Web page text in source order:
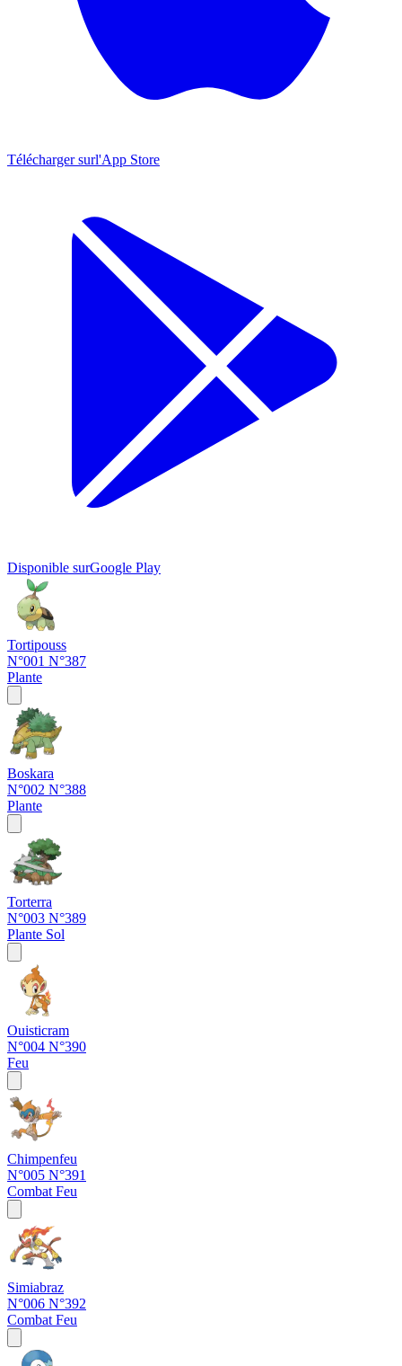
Télécharger surl'App Store
Disponible surGoogle Play
Tortipouss
N°001 N°387
Plante
Boskara
N°002 N°388
Plante
Torterra
N°003 N°389
Plante Sol
Ouisticram
N°004 N°390
Feu
Chimpenfeu
N°005 N°391
Combat Feu
Simiabraz
N°006 N°392
Combat Feu